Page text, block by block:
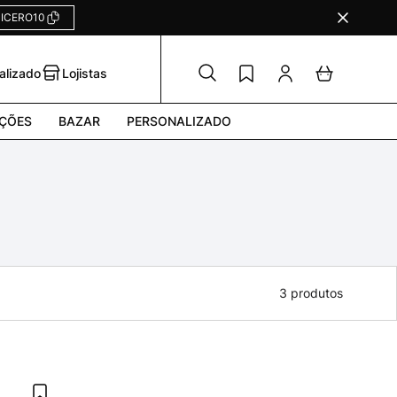
Lojistas
BAZAR PERSONALIZADO
3 produtos